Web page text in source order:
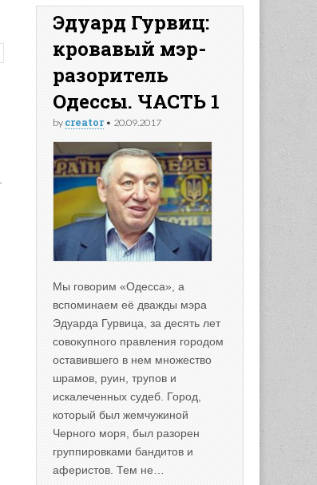
Эдуард Гурвиц:
кровавый мэр-
разоритель
Одессы. ЧАСТЬ 1
by creator• 20.09.2017
Мы говорим «Одесса», а
вспоминаем её дважды мэра
Эдуарда Гурвица, за десять лет
совокупного правления городом
оставившего в нем множество
шрамов, руин, трупов и
искалеченных судеб. Город,
который был жемчужиной
Черного моря, был разорен
группировками бандитов и
аферистов. Тем не…